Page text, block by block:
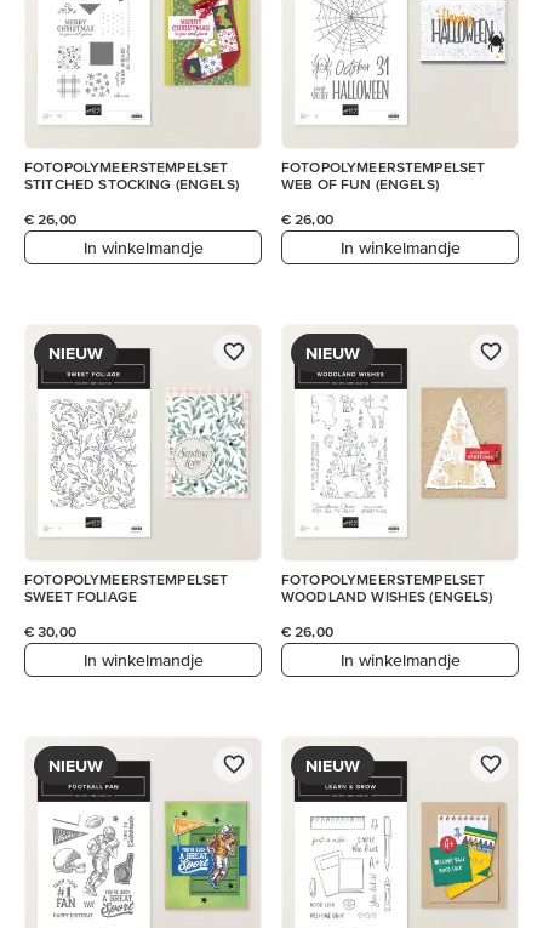
FOTOPOLYMEERSTEMPELSET
STITCHED STOCKING (ENGELS)
€ 26,00
In winkelmandje
FOTOPOLYMEERSTEMPELSET
WEB OF FUN (ENGELS)
€ 26,00
In winkelmandje
NIEUW
FOTOPOLYMEERSTEMPELSET
SWEET FOLIAGE
€ 30,00
In winkelmandje
NIEUW
FOTOPOLYMEERSTEMPELSET
WOODLAND WISHES (ENGELS)
€ 26,00
In winkelmandje
NIEUW NIEUW